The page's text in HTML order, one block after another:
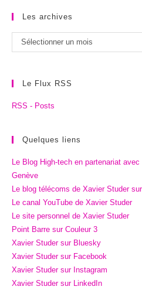
Les archives
Les
archives
Sélectionner un mois
Le Flux RSS
RSS - Posts
Quelques liens
Le Blog High-tech en partenariat
Genève
Le blog télécoms de Xavier Studer
Le canal YouTube de Xavier Studer
Le site personnel de Xavier Studer
Point Barre sur Couleur 3
Xavier Studer sur Bluesky
Xavier Studer sur Facebook
Xavier Studer sur Instagram
Xavier Studer sur LinkedIn